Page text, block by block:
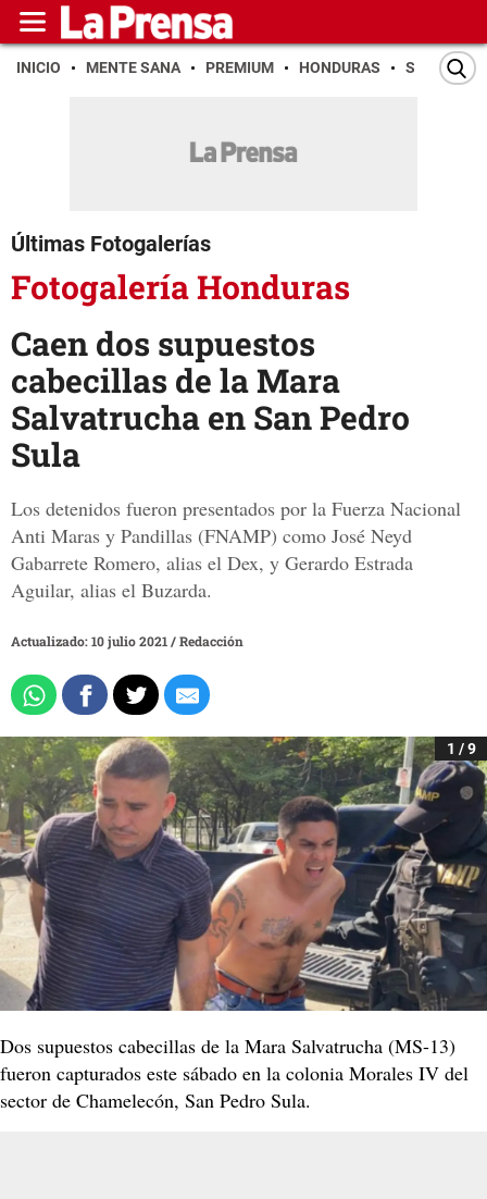
INICIO MENTE SANA PREMIUM HONDURAS SAN PEDRO
Últimas Fotogalerías
Fotogalería Honduras
Caen dos supuestos
cabecillas de la Mara
Salvatrucha en San Pedro
Sula
Los detenidos fueron presentados por la Fuerza Nacional
Anti Maras y Pandillas (FNAMP) como José Neyd
Gabarrete Romero, alias el Dex, y Gerardo Estrada
Aguilar, alias el Buzarda.
Actualizado: 10 julio 2021 /Redacción
1 / 9
Dos supuestos cabecillas de la Mara Salvatrucha (MS-13)
fueron capturados este sábado en la colonia Morales IV del
sector de Chamelecón, San Pedro Sula.